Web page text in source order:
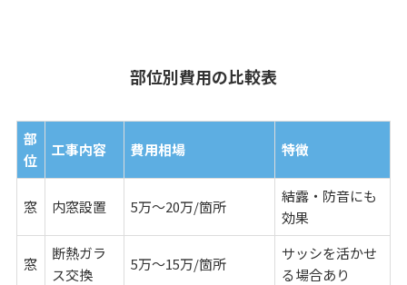
部位別費用の比較表
部
位
工事内容 費用相場 特徴
窓 内窓設置 5万～20万/箇所
結露・防音にも
効果
窓
断熱ガラ
ス交換
5万～15万/箇所
サッシを活かせ
る場合あり